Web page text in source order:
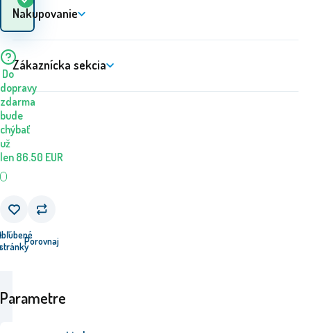
Do
dopravy
zdarma
bude
chýbať
už
len 86.50 EUR
stránkyPorovnaj
Parametre
Nakupovanie
Zákaznícka sekcia